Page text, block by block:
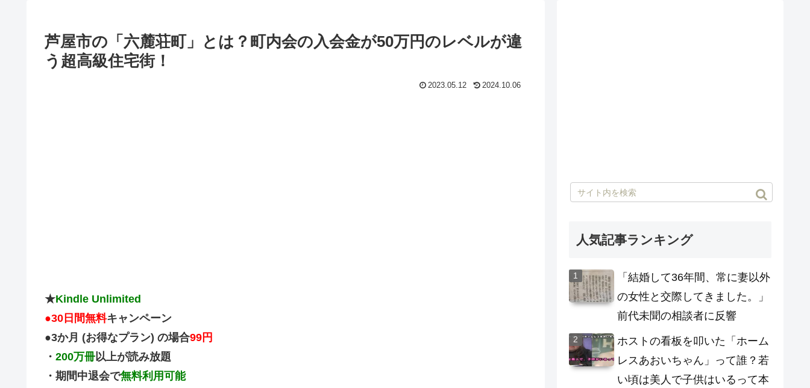
芦屋市の「六麓荘町」とは？町内会の入会金が50万円のレベルが違
う超高級住宅街！
2023.05.12 2024.10.06
★Kindle Unlimited
●30日間無料キャンペーン
●3か月 (お得なプラン) の場合99円
・ 200万冊以上が読み放題
・期間中退会で無料利用可能
人気記事ランキング
「結婚して36年間、常に妻以外
の女性と交際してきました。」
前代未聞の相談者に反響
ホストの看板を叩いた「ホーム
レスあおいちゃん」って誰？若
い頃は美人で子供はいるって本